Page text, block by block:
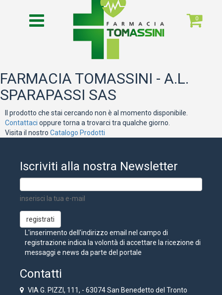
0
FARMACIA TOMASSINI - A.L.
SPARAPASSI SAS
Il prodotto che stai cercando non è al momento disponibile.
Contattaci oppure torna a trovarci tra qualche giorno.
Visita il nostro Catalogo Prodotti
Iscriviti alla nostra Newsletter
inserisci la tua e-mail
L'inserimento dell'indirizzo email nel campo di
registrazione indica la volontà di accettare la ricezione di
messaggi e news da parte del portale
Contatti
VIA G. PIZZI, 111, - 63074 San Benedetto del Tronto